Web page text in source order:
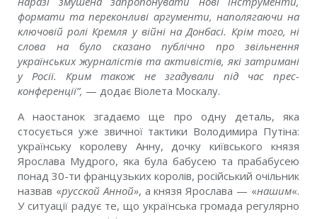
формати та переконливі аргументи, наполягаючи на
ключовій ролі Кремля у війні на Донбасі. Крім того, ні
слова на було сказано публічно про звільнення
українських журналістів та активістів, які затримані
у Росії. Крим також не згадували під час прес-
конференції”, — додає Віолета Москалу.
А наостанок згадаємо ще про одну деталь, яка
стосується уже звичної тактики Володимира Путіна:
українську королеву Анну, дочку київського князя
Ярослава Мудрого, яка була бабусею та прабабусею
понад 30-ти французьких королів, російський очільник
назвав «русской Анной», а князя Ярослава — «нашим«.
У ситуації радує те, що українська громада регулярно